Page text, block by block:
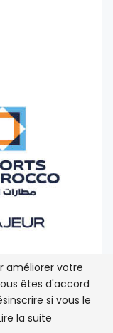
améliorer votre
êtes d'accord
si vous le
la suite